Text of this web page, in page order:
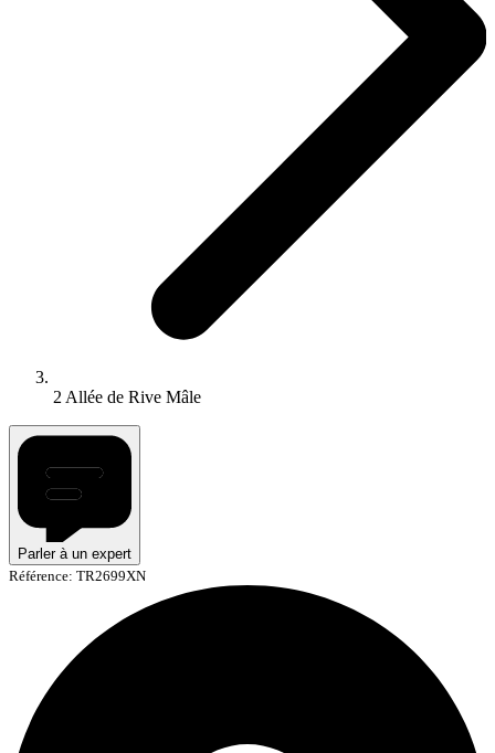
2 Allée de Rive Mâle
Parler à un expert
Référence: TR2699XN